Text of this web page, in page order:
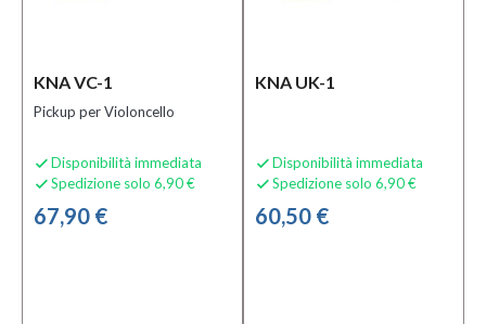
Si
(2)
Solo
disponibili
KNA VC-1
Pickup per Violoncello
 Disponibilità immediata
 Spedizione solo 6,90 €
67,90 €
KNA UK-1
 Disponibilità immediata
 Spedizione solo 6,90 €
60,50 €